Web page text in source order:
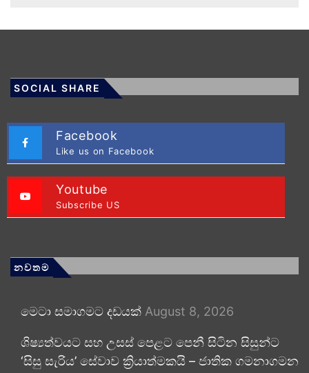
SOCIAL SHARE
Facebook
Like us on Facebook
Youtube
Subscribe US
නවතම
මෙටා සමාගමට දඩයක් August 8, 2026
ශිෂ්‍යත්වයට සහ උසස් පෙළට පෙනී සිටින සිසුන්ට
‘සිසු සැරිය’ සේවාව ක්‍රියාත්මකයි – ජාතික ගමනාගමන